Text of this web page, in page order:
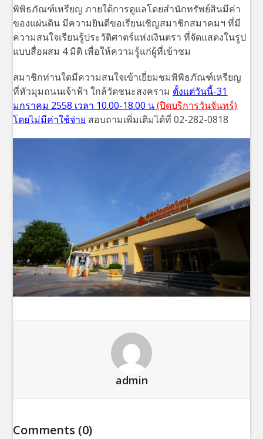
พิพิธภัณฑ์เหรียญ ภายใต้การดูแลโดยสำนักทรัพย์สินมีค่า
ของแผ่นดิน มีความยินดีขอเรียนเชิญสมาชิกสมาคมฯ ที่มี
ความสนใจเรียนรู้ประวัติศาตร์แห่งเงินตรา ที่จัดแสดงในรูป
แบบสื่อผสม 4 มิติ เพื่อให้ความรู้แก่ผู้ที่เข้าชม
สมาชิกท่านใดมีความสนใจเข้าเยี่ยมชมพิพิธภัณฑ์เหรียญ
ที่หัวมุมถนนเจ้าฟ้า ใกล้วัดชนะสงคราม ตั้งแต่วันนี้-31
มกราคม 2558 เวลา 10.00-18.00 น(ปิดบริการวันจันทร์)
โดยไม่มีค่าใช้จ่าย สอบถามเพิ่มเติมได้ที่ 02-282-0818
admin
Comments (0)